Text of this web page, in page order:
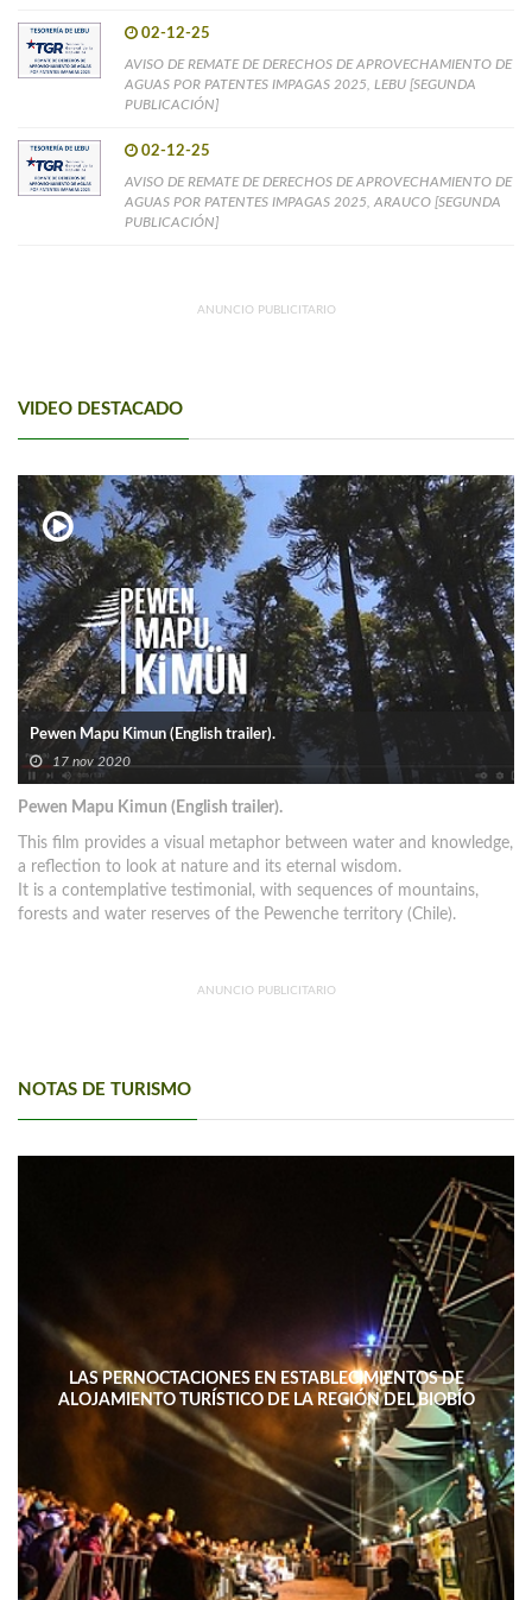
02-12-25
AVISO DE REMATE DE DERECHOS DE APROVECHAMIENTO DE
AGUAS POR PATENTES IMPAGAS 2025, LEBU [SEGUNDA
PUBLICACIÓN]
02-12-25
AVISO DE REMATE DE DERECHOS DE APROVECHAMIENTO DE
AGUAS POR PATENTES IMPAGAS 2025, ARAUCO [SEGUNDA
PUBLICACIÓN]
ANUNCIO PUBLICITARIO
VIDEO DESTACADO
Pewen Mapu Kimun (English trailer).
17 nov 2020
Pewen Mapu Kimun (English trailer).
This film provides a visual metaphor between water and knowledge,
a reflection to look at nature and its eternal wisdom.
It is a contemplative testimonial, with sequences of mountains,
forests and water reserves of the Pewenche territory (Chile).
ANUNCIO PUBLICITARIO
NOTAS DE TURISMO
LAS PERNOCTACIONES EN ESTABLECIMIENTOS DE
ALOJAMIENTO TURÍSTICO DE LA REGIÓN DEL BIOBÍO
DISMINUYERON 15,4% INTERANUAL